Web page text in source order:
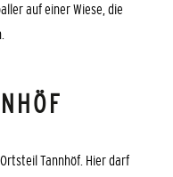
auf einer Wiese, die
Tannhöf. Hier darf